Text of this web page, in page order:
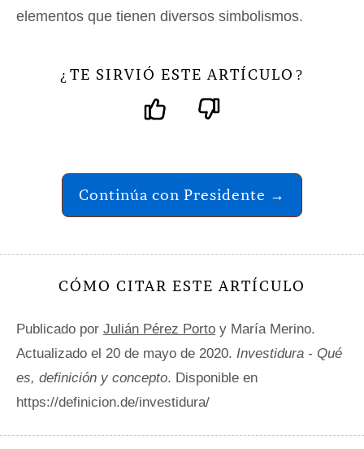
elementos que tienen diversos simbolismos.
¿ TE SIRVIÓ ESTE ARTÍCULO ?
Continúa con Presidente →
CÓMO CITAR ESTE ARTÍCULO
Publicado por Julián Pérez Porto y María Merino.
Actualizado el 20 de mayo de 2020. Investidura - Qué
es, definición y concepto. Disponible en
https://definicion.de/investidura/